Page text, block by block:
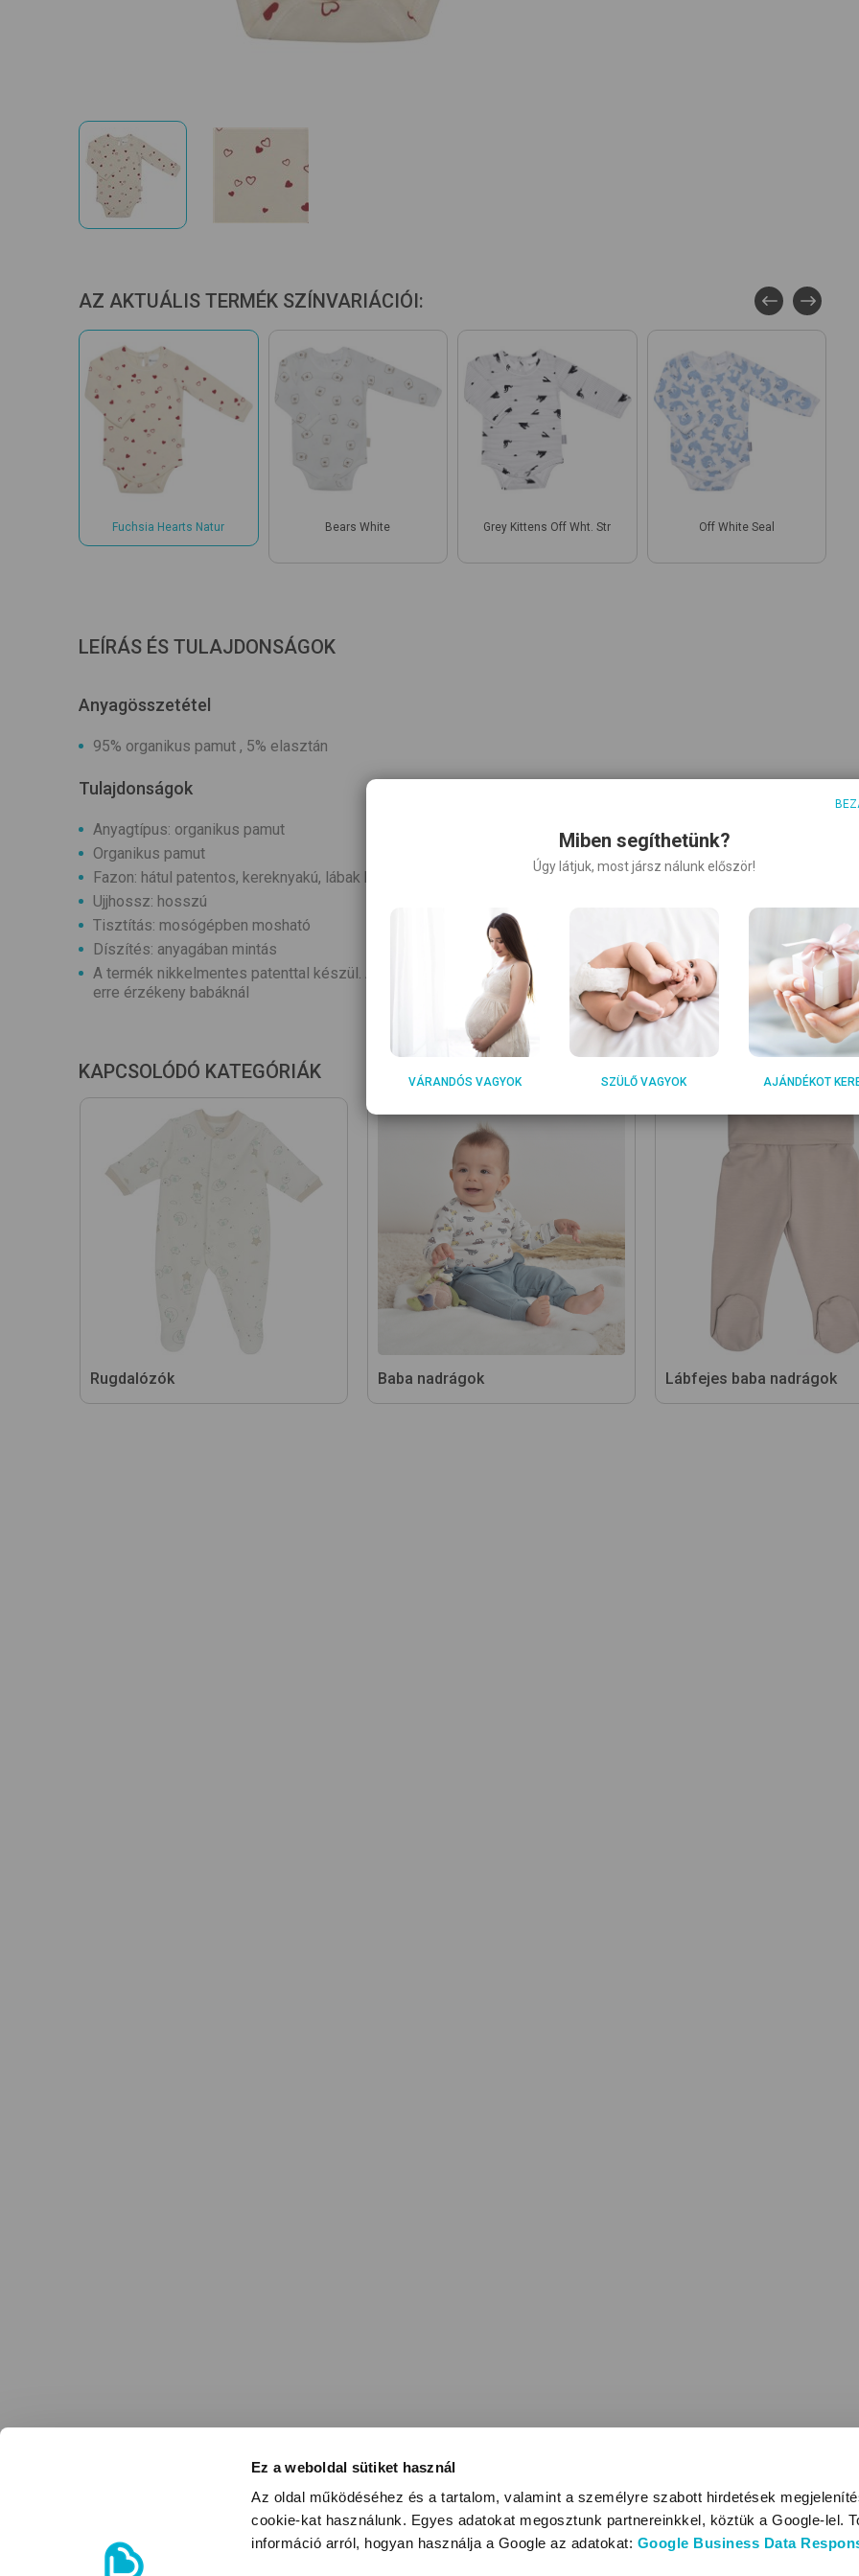
Ez a weboldal sütiket használ
Az oldal működéséhez és a tartalom, valamint a személyre szabott hirdetések
cookie-kat használunk. Egyes adatokat megosztunk partnereinkkel, köztük a Google-lel.
információ arról, hogyan használja a Google az adatokat: Google Business Data
AZ AKTUÁLIS TERMÉK SZÍNVARIÁCIÓI:
Fuchsia Hearts Natur Bears White Grey Kittens Off Wht. Str Off White Seal
LEÍRÁS ÉS TULAJDONSÁGOK
Anyagösszetétel
95% organikus pamut , 5% elasztán
Tulajdonságok
Anyagtípus: organikus pamut
Organikus pamut
Fazon: hátul patentos, kereknyakú, lábak között patentos
Ujjhossz: hosszú
Tisztítás: mosógépben mosható
Díszítés: anyagában mintás
A termék nikkelmentes patenttal készül. A patent nem tartalmaz nikkelt, ezért nem vált ki allergiás reakciót az
erre érzékeny babáknál
KAPCSOLÓDÓ KATEGÓRIÁK
Rugdalózók Baba nadrágok Lábfejes baba nadrágok
Miben segíthetünk?
Úgy látjuk, most jársz nálunk először!
VÁRANDÓS VAGYOK SZÜLŐ VAGYOK AJÁNDÉKOT